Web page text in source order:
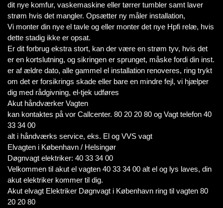
dit nye komfur, vaskemaskine eller tørrer tumbler samt laver
strøm hvis det mangler. Opsætter ny måler installation,
Vi monter din nye el tavle og eller monter det nye Hpfi relæ, hvis
dette stadig ikke er opsat.
Er dit forbrug ekstra stort, kan der være en strøm tyv, hvis det
er en kortslutning, og sikringen er sprunget, måske fordi din inst.
er af ældre dato, alle gammel el installation renoveres, ring trykt
om det er forsikrings skade eller bare en mindre fejl, vi hjælper
dig med rådgivning, el-tjek udføres
Akut håndværker Vagten
kan kontaktes på vor Callcenter. 80 20 20 80 og Vagt telefon 40
33 34 00
alt i håndværks service, eks. El og VVS vagt
Elvagten i København / Helsingør
Døgnvagt elektriker: 40 33 34 00
Velkommen til akut el vagten 40 33 34 00 alt el og lys laves, din
akut elektriker kommer til dig.
Akut elvagt Elektriker Døgnvagt i København ring til vagten 80
20 20 80